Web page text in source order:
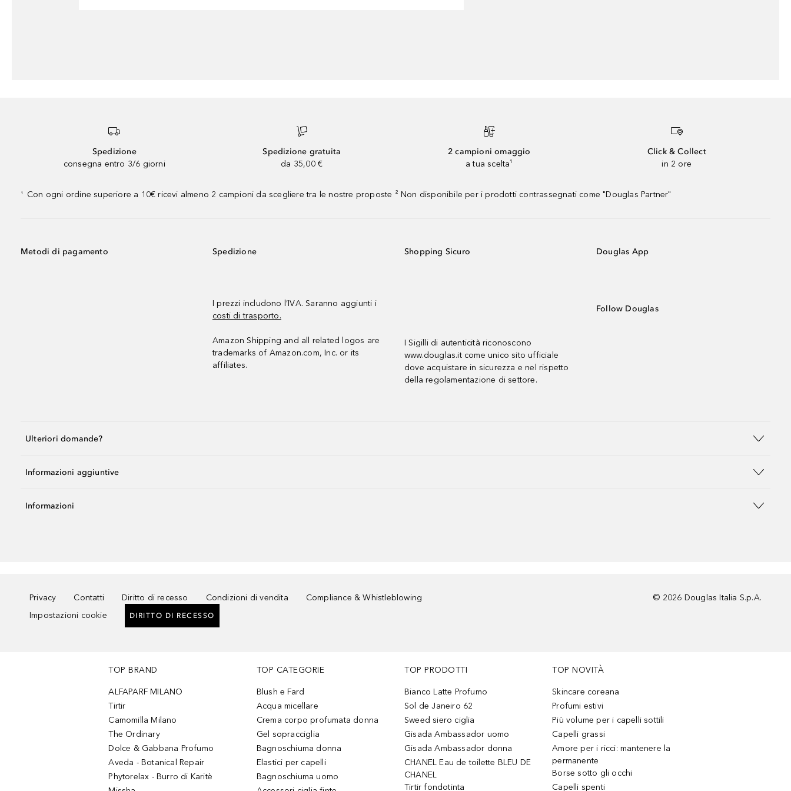
Spedizione
consegna entro 3/6 giorni
Spedizione gratuita
da 35,00 €
2 campioni omaggio
a tua scelta¹
Click & Collect
in 2 ore
¹ Con ogni ordine superiore a 10€ ricevi almeno 2 campioni da scegliere tra le nostre proposte ² Non disponibile per i prodotti contrassegnati come "Douglas Partner"
Metodi di pagamento Spedizione
I prezzi includono l’IVA. Saranno aggiunti i
costi di trasporto.
Amazon Shipping and all related logos are
trademarks of Amazon.com, Inc. or its
affiliates.
Shopping Sicuro
I Sigilli di autenticità riconoscono
www.douglas.it come unico sito ufficiale
dove acquistare in sicurezza e nel rispetto
della regolamentazione di settore.
Douglas App
Follow Douglas
Ulteriori domande?
Informazioni aggiuntive
Informazioni
Privacy Contatti Diritto di recesso Condizioni di vendita
Compliance & Whistleblowing
Impostazioni cookie
DIRITTO DI RECESSO
© 2026 Douglas Italia S.p.A.
TOP BRAND
ALFAPARF MILANO
Tirtir
Camomilla Milano
The Ordinary
Dolce & Gabbana Profumo
Aveda - Botanical Repair
Phytorelax - Burro di Karitè
TOP CATEGORIE
Blush e Fard
Acqua micellare
Crema corpo profumata donna
Gel sopracciglia
Bagnoschiuma donna
Elastici per capelli
Bagnoschiuma uomo
TOP PRODOTTI
Bianco Latte Profumo
Sol de Janeiro 62
Sweed siero ciglia
Gisada Ambassador uomo
Gisada Ambassador donna
CHANEL Eau de toilette BLEU DE
CHANEL
Tirtir fondotinta
TOP NOVITÀ
Skincare coreana
Profumi estivi
Più volume per i capelli sottili
Capelli grassi
Amore per i ricci: mantenere la
permanente
Borse sotto gli occhi
Capelli spenti